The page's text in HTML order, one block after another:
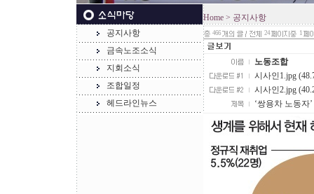
공지사항
금속노조소식
지회소식
조합일정
헤드라인뉴스
Home > 공지사항
466 24 1
노동조합
시사인1.jpg
시사인2.jpg
‘쌍용차 노동자